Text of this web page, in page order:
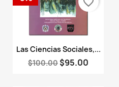
Vista rápida
Las Ciencias Sociales,...
$100.00 $95.00